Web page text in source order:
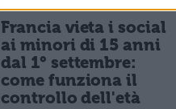
Francia vieta i social
ai minori di 15 anni
dal 1° settembre:
come funziona il
controllo dell'età